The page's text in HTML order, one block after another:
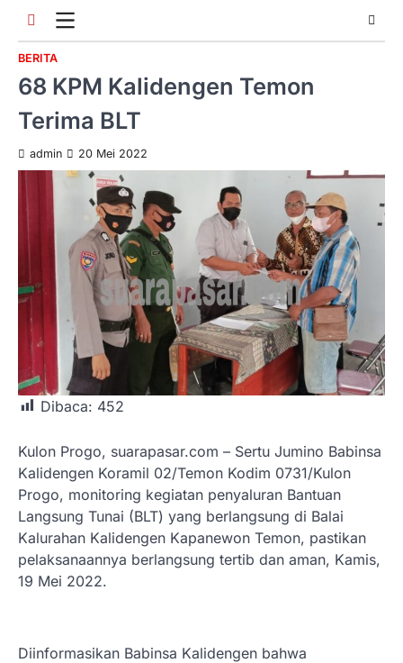
Skip
content
BERITA
68 KPM Kalidengen Temon
Terima BLT
admin 20 Mei 2022
Dibaca: 452
Kulon Progo, suarapasar.com – Sertu Jumino Babinsa
Kalidengen Koramil 02/Temon Kodim 0731/Kulon
Progo, monitoring kegiatan penyaluran Bantuan
Langsung Tunai (BLT) yang berlangsung di Balai
Kalurahan Kalidengen Kapanewon Temon, pastikan
pelaksanaannya berlangsung tertib dan aman, Kamis,
19 Mei 2022.
Diinformasikan Babinsa Kalidengen bahwa